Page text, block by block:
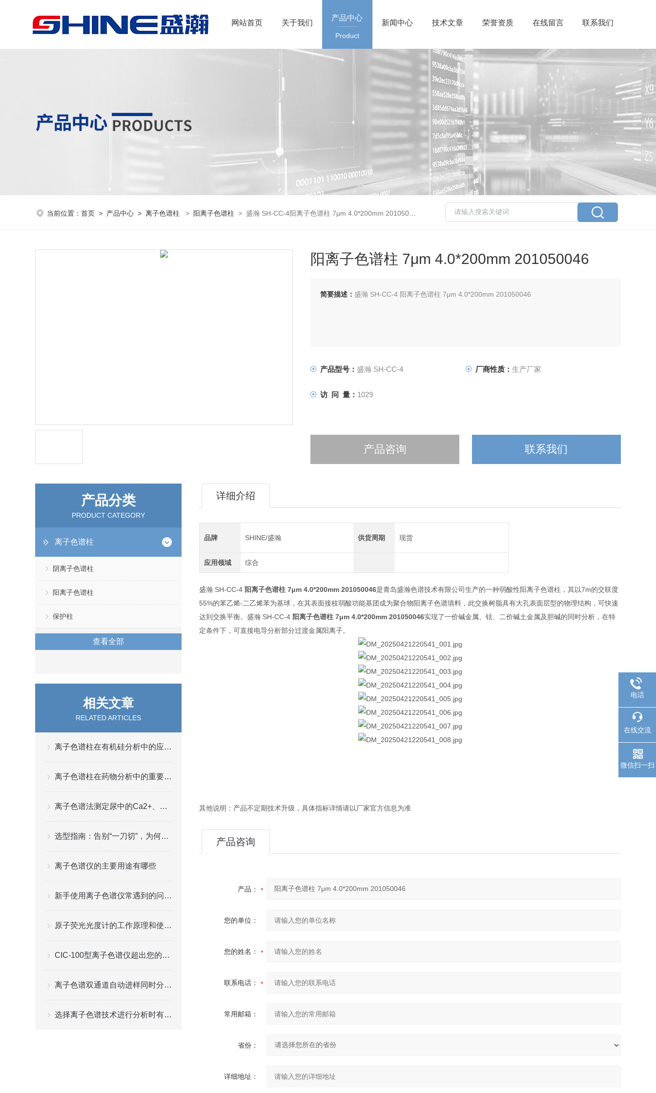
网站首页 关于我们
产品中心
Product
新闻中心 技术文章 荣誉资质 在线留言 联系我们
当前位置： 首页 > 产品中心 > 离子色谱柱 > 阳离子色谱柱 > 盛瀚 SH-CC-4阳离子色谱柱 7μm 4.0*200mm 201050046
阳离子色谱柱 7μm 4.0*200mm 201050046
简要描述： 盛瀚 SH-CC-4 阳离子色谱柱 7μm 4.0*200mm 201050046
产品型号： 盛瀚 SH-CC-4 厂商性质： 生产厂家
访 问 量： 1029
产品咨询 联系我们
产品分类
PRODUCT CATEGORY
离子色谱柱
阴离子色谱柱
阳离子色谱柱
保护柱
查看全部
相关文章
RELATED ARTICLES
离子色谱柱在有机硅分析中的应用及挑战
离子色谱柱在药物分析中的重要作用及其在药物纯化和质量控制中的应用
离子色谱法测定尿中的Ca2+、Mg2+、C2O42-离子
选型指南：告别“一刀切”，为何您的实验室需要一台专用液相色谱仪？
离子色谱仪的主要用途有哪些
新手使用离子色谱仪常遇到的问题分析
原子荧光光度计的工作原理和使用细节
CIC-100型离子色谱仪超出您的想象
离子色谱双通道自动进样同时分析瓶装水中阴阳离子
选择离子色谱技术进行分析时有哪些进样方式可选？
详细介绍
品牌 SHINE/盛瀚 供货周期 现货
应用领域 综合
盛瀚 SH-CC-4 阳离子色谱柱 7μm 4.0*200mm 201050046是青岛盛瀚色谱技术有限公司生产的一种弱酸性阳离子色谱柱，其以7m的交联度
55%的苯乙烯-二乙烯苯为基球，在其表面接枝弱酸功能基团成为聚合物阳离子色谱填料，此交换树脂具有大孔表面层型的物理结构，可快速
达到交换平衡。盛瀚 SH-CC-4 阳离子色谱柱 7μm 4.0*200mm 201050046实现了一价碱金属、铉、二价碱土金属及胆碱的同时分析，在特
定条件下，可直接电导分析部分过渡金属阳离子。
其他说明：产品不定期技术升级，具体指标详情请以厂家官方信息为准
产品咨询
产品：
您的单位：
您的姓名：
联系电话：
常用邮箱：
省份：
详细地址：
电话
在线交流
微信扫一扫